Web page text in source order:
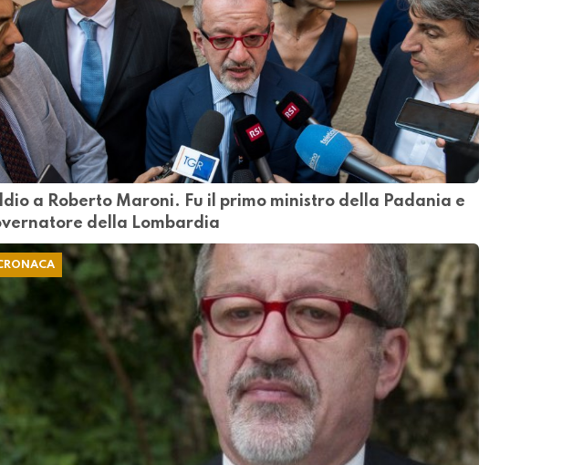
a Roberto Maroni. Fu il primo ministro della Padania e
della Lombardia